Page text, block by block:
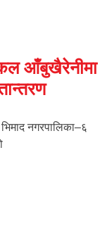
आँबुखैरेनीमा
नगरपालिका–६